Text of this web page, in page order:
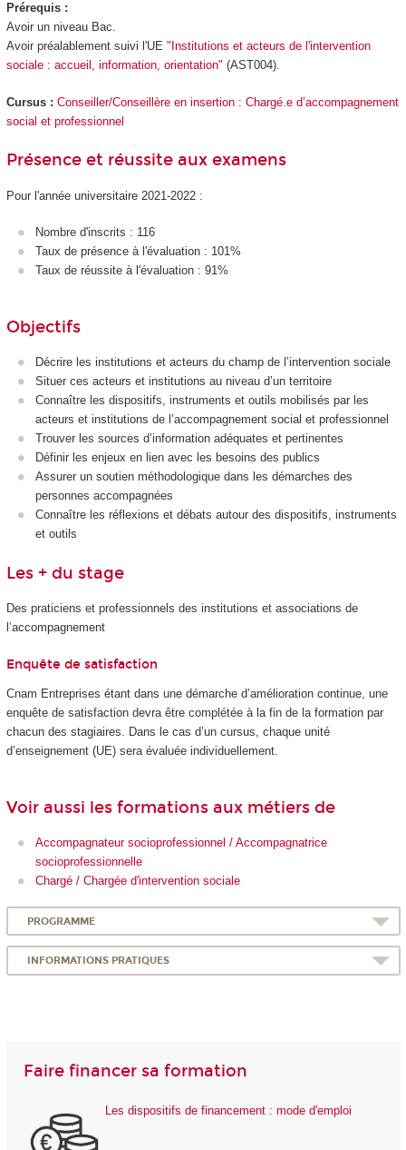
Prérequis :
Avoir un niveau Bac.
Avoir préalablement suivi l'UE "Institutions et acteurs de l'intervention
sociale : accueil, information, orientation" (AST004).
Cursus : Conseiller/Conseillère en insertion : Chargé.e d’accompagnement
social et professionnel
Présence et réussite aux examens
Pour l'année universitaire 2021-2022 :
Nombre d'inscrits : 116
Taux de présence à l'évaluation : 101%
Taux de réussite à l'évaluation : 91%
Objectifs
Décrire les institutions et acteurs du champ de l’intervention sociale
Situer ces acteurs et institutions au niveau d’un territoire
Connaître les dispositifs, instruments et outils mobilisés par les
acteurs et institutions de l’accompagnement social et professionnel
Trouver les sources d’information adéquates et pertinentes
Définir les enjeux en lien avec les besoins des publics
Assurer un soutien méthodologique dans les démarches des
personnes accompagnées
Connaître les réflexions et débats autour des dispositifs, instruments
et outils
Les + du stage
Des praticiens et professionnels des institutions et associations de
l’accompagnement
Enquête de satisfaction
Cnam Entreprises étant dans une démarche d’amélioration continue, une
enquête de satisfaction devra être complétée à la fin de la formation par
chacun des stagiaires. Dans le cas d’un cursus, chaque unité
d’enseignement (UE) sera évaluée individuellement.
Voir aussi les formations aux métiers de
Accompagnateur socioprofessionnel / Accompagnatrice
socioprofessionnelle
Chargé / Chargée d'intervention sociale
PROGRAMME
INFORMATIONS PRATIQUES
Faire financer sa formation
Les dispositifs de financement : mode d'emploi